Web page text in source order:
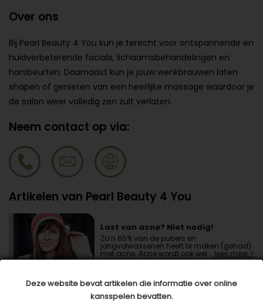
Deze website bevat artikelen die informatie over online
kansspelen bevatten.
Over ons
Bij Pearl Beauty 4 You kun je terecht voor ontspannende en
huidverbeterende facials, lichaamsbehandelingen en
harsbeurten. Daarnaast kun je jouw wenkbrauwen laten
shapen of genieten van een heerlijke massage waardoor je
de salon weer volledig zen zult verlaten.
Neem contact op via:
Artikelen van Pearl Beauty 4 You
Last van acne? Niet nodig!
Zo’n 85% van de pubers en
jongvolwassenen heeft te maken (gehad)
met acne. Acne wordt ook wel … lees meer >
'Ik zit nu echt helemaal op mijn plek'